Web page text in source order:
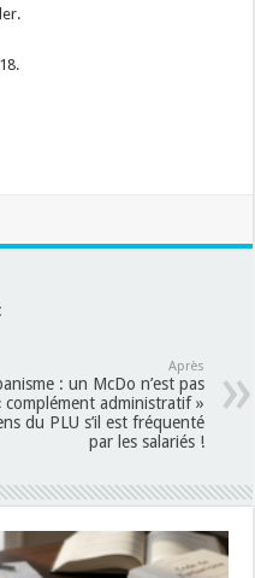
Après
: un McDo n’est pas
complément administratif »
du PLU s’il est fréquenté
par les salariés !